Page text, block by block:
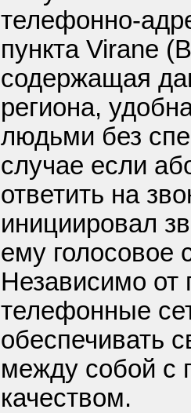
телефонно-
пункта Virane
содержащая
региона,
людьми без
случае если
ответить на
инициировал
ему голосовое
Независимо от
телефонные
обеспечивать
между собой
качеством.